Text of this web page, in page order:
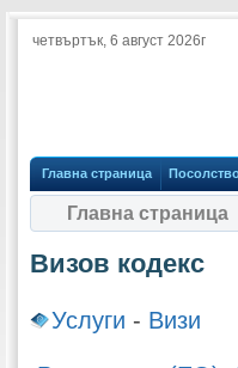
четвъртък, 6 август 2026г
Главна страница
Главна страница
Визов кодекс
Услуги - Визи